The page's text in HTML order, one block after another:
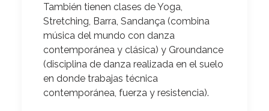
También tienen clases de Yoga,
Stretching, Barra, Sandança (combina
música del mundo con danza
contemporánea y clásica) y Groundance
(disciplina de danza realizada en el suelo
en donde trabajas técnica
contemporánea, fuerza y resistencia).